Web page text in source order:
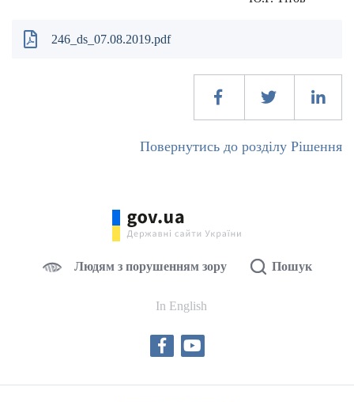
246_ds_07.08.2019.pdf
Повернутись до розділу Рішення
Людям з порушенням зору Пошук
In English